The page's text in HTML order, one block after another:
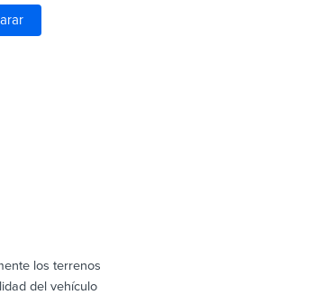
los terrenos
del vehículo